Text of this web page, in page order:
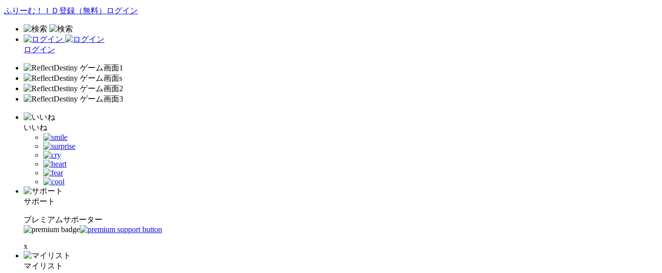
ふりーむ！ＩＤ登録（無料） ログイン
ログイン
いいね
サポート
プレミアムサポーター
x
マイリスト